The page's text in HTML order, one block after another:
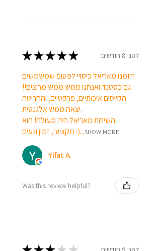
★★★★★ לפני 8 חודשים
הזמנו מאריאל כיסויי לפטופ שמשמשים
גם כסטנד ואנחנו ממש ממש מרוצים!!
הקייסים איכותיים, פרקטיים, והחריטה
יצאה ממש אלגנטית.
השירות מאריאל היה מעולה! הוא
מקצועי, זמין ונעים :)...SHOW MORE
Yifat A.
Was this review helpful?